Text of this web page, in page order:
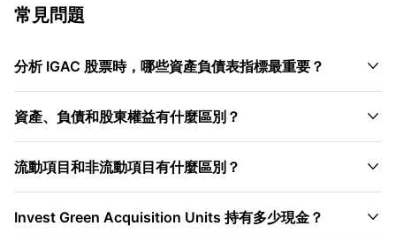
常見問題
分析 IGAC 股票時，哪些資產負債表指標最重要？ 
資產、負債和股東權益有什麼區別？ 
流動項目和非流動項目有什麼區別？ 
Invest Green Acquisition Units 持有多少現金？ 